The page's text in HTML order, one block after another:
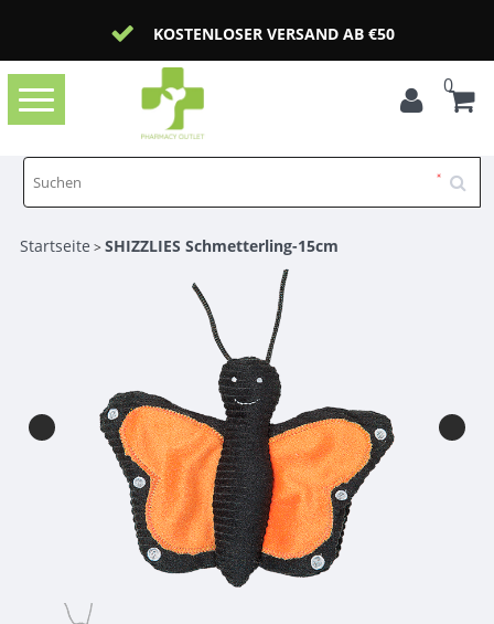
KOSTENLOSER VERSAND AB €50
Toggle
navigation
0
Startseite >SHIZZLIES Schmetterling-15cm